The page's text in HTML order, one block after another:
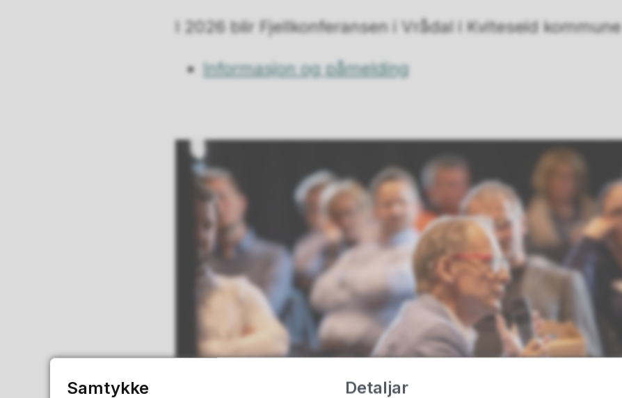
I 2026 blir Fjellkonferansen i Vrådal i Kviteseid kommune
Informasjon og påmelding
Samtykke Detaljar